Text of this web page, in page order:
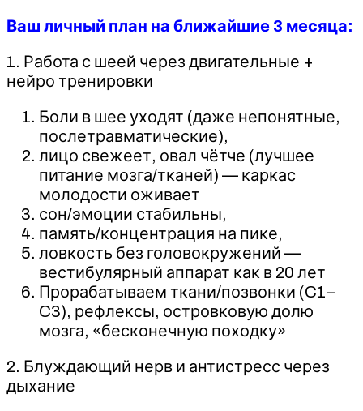
Ваш личный план на ближайшие 3 месяца:
1. Работа с шеей через двигательные +
нейро тренировки
Боли в шее уходят (даже непонятные,
послетравматические),
лицо свежеет, овал чётче (лучшее
питание мозга/тканей) — каркас
молодости оживает
сон/эмоции стабильны,
память/концентрация на пике,
ловкость без головокружений —
вестибулярный аппарат как в 20 лет
Прорабатываем ткани/позвонки (C1–
C3), рефлексы, островковую долю
мозга, «бесконечную походку»
2. Блуждающий нерв и антистресс через
дыхание